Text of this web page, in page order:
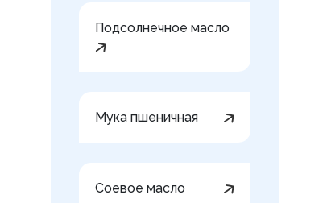
Подсолнечное масло
Мука пшеничная
Соевое масло